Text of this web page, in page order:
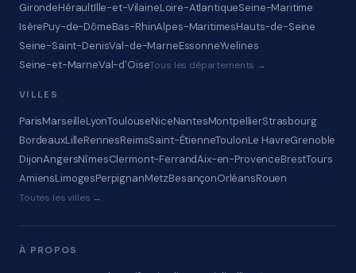
GirondeHéraultIlle-et-VilaineLoire-AtlantiqueSeine-Maritime
IsèrePuy-de-DômeBas-RhinAlpes-MaritimesHauts-de-Seine
Seine-Saint-DenisVal-de-MarneEssonneYvelines
Seine-et-MarneVal-d'OiseTous les départements →
VILLES
ParisMarseilleLyonToulouseNiceNantesMontpellierStrasbourg
BordeauxLilleRennesReimsSaint-ÉtienneToulonLe HavreGrenoble
DijonAngersNîmesClermont-FerrandAix-en-ProvenceBrestTours
AmiensLimogesPerpignanMetzBesançonOrléansRouen
Toutes les villes →
À PROPOS